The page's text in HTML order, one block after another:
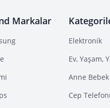
Markalar
Elektronik
Ev, Yaşam,
Anne Bebek
Cep